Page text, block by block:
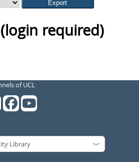
required)
of UCL